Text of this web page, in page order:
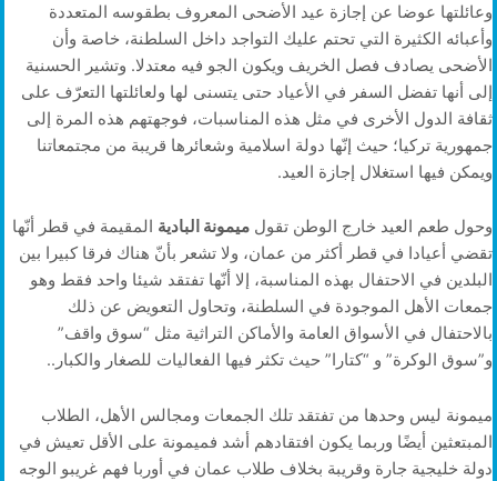
وعائلتها عوضا عن إجازة عيد الأضحى المعروف بطقوسه المتعددة
وأعبائه الكثيرة التي تحتم عليك التواجد داخل السلطنة، خاصة وأن
الأضحى يصادف فصل الخريف ويكون الجو فيه معتدلا. وتشير الحسنية
إلى أنها تفضل السفر في الأعياد حتى يتسنى لها ولعائلتها التعرّف على
ثقافة الدول الأخرى في مثل هذه المناسبات، فوجهتهم هذه المرة إلى
جمهورية تركيا؛ حيث إنّها دولة اسلامية وشعائرها قريبة من مجتمعاتنا
ويمكن فيها استغلال إجازة العيد.
وحول طعم العيد خارج الوطن تقول ميمونة البادية المقيمة في قطر أنّها
تقضي أعيادا في قطر أكثر من عمان، ولا تشعر بأنّ هناك فرقا كبيرا بين
البلدين في الاحتفال بهذه المناسبة، إلا أنّها تفتقد شيئا واحد فقط وهو
جمعات الأهل الموجودة في السلطنة، وتحاول التعويض عن ذلك
بالاحتفال في الأسواق العامة والأماكن التراثية مثل “سوق واقف”
و”سوق الوكرة” و “كتارا” حيث تكثر فيها الفعاليات للصغار والكبار..
ميمونة ليس وحدها من تفتقد تلك الجمعات ومجالس الأهل، الطلاب
المبتعثين أيضًا وربما يكون افتقادهم أشد فميمونة على الأقل تعيش في
دولة خليجية جارة وقريبة بخلاف طلاب عمان في أوربا فهم غريبو الوجه